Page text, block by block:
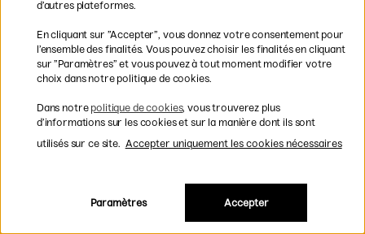
d’autres plateformes.
En cliquant sur ”Accepter”, vous donnez votre consentement pour
l’ensemble des finalités. Vous pouvez choisir les finalités en cliquant
sur ”Paramètres” et vous pouvez à tout moment modifier votre
choix dans notre politique de cookies.
Dans notre politique de cookies, vous trouverez plus
d’informations sur les cookies et sur la manière dont ils sont
utilisés sur ce site. Accepter uniquement les cookies nécessaires
Paramètres Accepter